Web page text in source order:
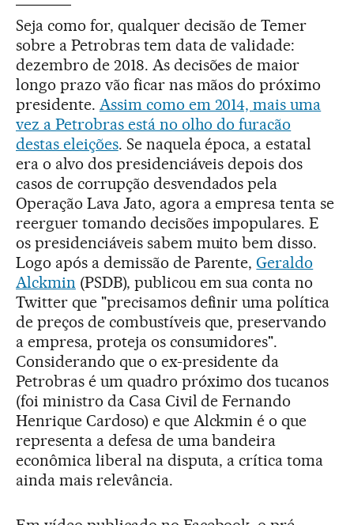
Seja como for, qualquer decisão de Temer
sobre a Petrobras tem data de validade:
dezembro de 2018. As decisões de maior
longo prazo vão ficar nas mãos do próximo
presidente. Assim como em 2014, mais uma
vez a Petrobras está no olho do furacão
destas eleições. Se naquela época, a estatal
era o alvo dos presidenciáveis depois dos
casos de corrupção desvendados pela
Operação Lava Jato, agora a empresa tenta se
reerguer tomando decisões impopulares. E
os presidenciáveis sabem muito bem disso.
Logo após a demissão de Parente,Geraldo
Alckmin (PSDB), publicou em sua conta no
Twitter que "precisamos definir uma política
de preços de combustíveis que, preservando
a empresa, proteja os consumidores".
Considerando que o ex-presidente da
Petrobras é um quadro próximo dos tucanos
(foi ministro da Casa Civil de Fernando
Henrique Cardoso) e que Alckmin é o que
representa a defesa de uma bandeira
econômica liberal na disputa, a crítica toma
ainda mais relevância.